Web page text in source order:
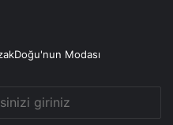
Modası